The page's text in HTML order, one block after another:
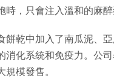
時，只會注入溫和的麻醉
餅乾中加入了南瓜泥、
消化系統和免疫力。公
規模發售。